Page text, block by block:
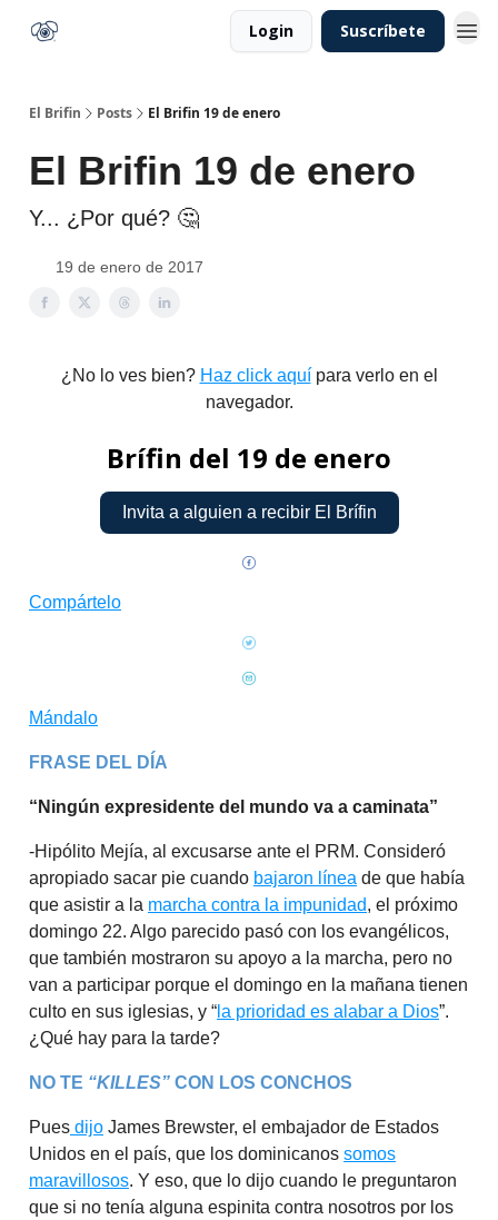
Login Suscríbete
El Brifin Posts El Brifin 19 de enero
El Brifin 19 de enero
Y... ¿Por qué? 🤔
19 de enero de 2017
¿No lo ves bien? Haz click aquípara verlo en el
navegador.
Brífin del 19 de enero
Invita a alguien a recibir El Brífin
Compártelo
Mándalo
FRASE DEL DÍA
“Ningún expresidente del mundo va a caminata”
-Hipólito Mejía, al excusarse ante el PRM. Consideró
apropiado sacar pie cuando bajaron línea de que había
que asistir a la marcha contra la impunidad, el próximo
domingo 22. Algo parecido pasó con los evangélicos,
que también mostraron su apoyo a la marcha, pero no
van a participar porque el domingo en la mañana tienen
culto en sus iglesias, y “ la prioridad es alabar a Dios”.
¿Qué hay para la tarde?
NO TE “KILLES” CON LOS CONCHOS
Pues dijo James Brewster, el embajador de Estados
Unidos en el país, que los dominicanos somos
maravillosos. Y eso, que lo dijo cuando le preguntaron
que si no tenía alguna espinita contra nosotros por los